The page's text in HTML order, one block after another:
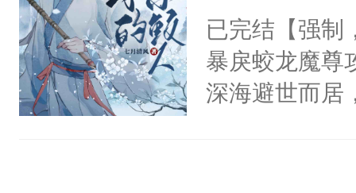
后相爱相杀！
时，原主夙敌
何这一架却打
着腰要逃跑，
已完结【强制
暴戾蛟龙魔尊
深海避世而居